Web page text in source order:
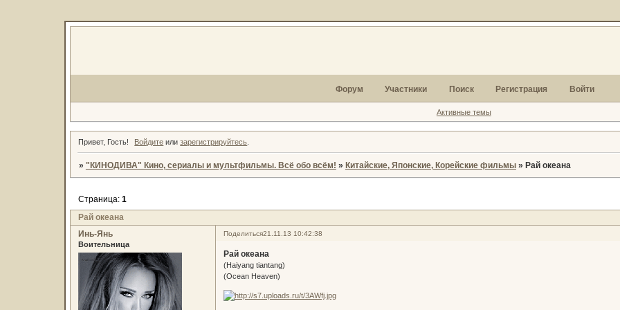
Форум Участники Поиск Регистрация Войти
Активные темы
Привет, Гость! Войдите илизарегистрируйтесь
» "КИНОДИВА" Кино, сериалы и мультфильмы. Всё обо всём! » Китайские, Японские, Корейские фильмы » Рай океана
Рай океана
Страница: 1
Поделиться21.11.13 10:42:38
Инь-Янь
Воительница
Рай океана
(Haiyang tiantang)
(Ocean Heaven)